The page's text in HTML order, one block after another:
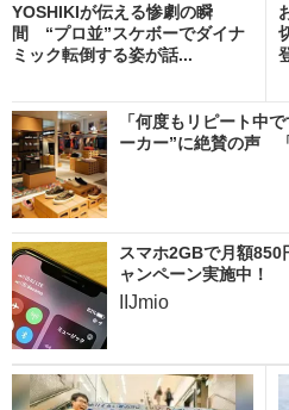
YOSHIKIが伝える惨劇の瞬
間 “プロ並”スケボーでダイナ
ミック転倒する姿が話...
「何度もリピート中
ーカー”に絶賛の声
スマホ2GBで月額850
ャンペーン実施中！
IIJmio